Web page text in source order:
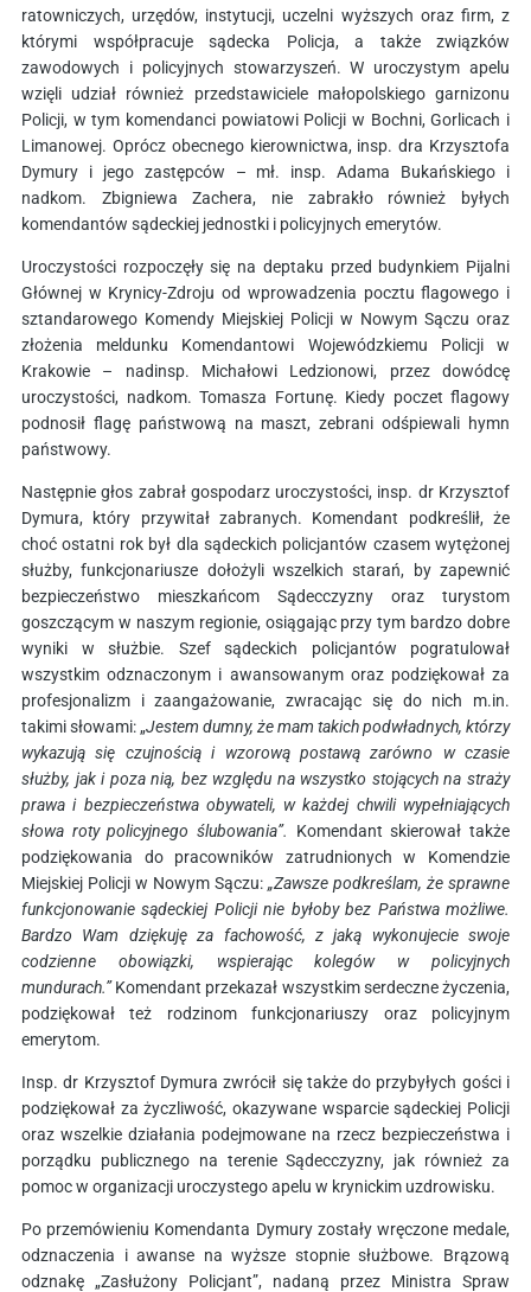
ratowniczych, urzędów, instytucji, uczelni wyższych oraz firm, z
którymi współpracuje sądecka Policja, a także związków
zawodowych i policyjnych stowarzyszeń. W uroczystym apelu
wzięli udział również przedstawiciele małopolskiego garnizonu
Policji, w tym komendanci powiatowi Policji w Bochni, Gorlicach i
Limanowej. Oprócz obecnego kierownictwa, insp. dra Krzysztofa
Dymury i jego zastępców – mł. insp. Adama Bukańskiego i
nadkom. Zbigniewa Zachera, nie zabrakło również byłych
komendantów sądeckiej jednostki i policyjnych emerytów.
Uroczystości rozpoczęły się na deptaku przed budynkiem Pijalni
Głównej w Krynicy-Zdroju od wprowadzenia pocztu flagowego i
sztandarowego Komendy Miejskiej Policji w Nowym Sączu oraz
złożenia meldunku Komendantowi Wojewódzkiemu Policji w
Krakowie – nadinsp. Michałowi Ledzionowi, przez dowódcę
uroczystości, nadkom. Tomasza Fortunę. Kiedy poczet flagowy
podnosił flagę państwową na maszt, zebrani odśpiewali hymn
państwowy.
Następnie głos zabrał gospodarz uroczystości, insp. dr Krzysztof
Dymura, który przywitał zabranych. Komendant podkreślił, że
choć ostatni rok był dla sądeckich policjantów czasem wytężonej
służby, funkcjonariusze dołożyli wszelkich starań, by zapewnić
bezpieczeństwo mieszkańcom Sądecczyzny oraz turystom
goszczącym w naszym regionie, osiągając przy tym bardzo dobre
wyniki w służbie.
Szef sądeckich policjantów pogratulował
wszystkim odznaczonym i awansowanym oraz podziękował za
profesjonalizm i zaangażowanie, zwracając się do nich m.in.
takimi słowami: „Jestem dumny, że mam takich podwładnych, którzy
wykazują się czujnością i wzorową postawą zarówno w czasie
służby, jak i poza nią, bez względu na wszystko stojących na straży
prawa i bezpieczeństwa obywateli, w każdej chwili wypełniających
słowa roty policyjnego ślubowania”. Komendant skierował także
podziękowania do pracowników zatrudnionych w Komendzie
Miejskiej Policji w Nowym Sączu: „Zawsze podkreślam, że sprawne
funkcjonowanie sądeckiej Policji nie byłoby bez Państwa możliwe.
Bardzo Wam dziękuję za fachowość, z jaką wykonujecie swoje
codzienne obowiązki, wspierając kolegów w policyjnych
mundurach.”Komendant przekazał wszystkim serdeczne życzenia,
podziękował też rodzinom funkcjonariuszy oraz policyjnym
emerytom.
Insp. dr Krzysztof Dymura zwrócił się także do przybyłych gości i
podziękował za życzliwość, okazywane wsparcie sądeckiej Policji
oraz wszelkie działania podejmowane na rzecz bezpieczeństwa i
porządku publicznego na terenie Sądecczyzny, jak również za
pomoc w organizacji uroczystego apelu w krynickim uzdrowisku.
Po przemówieniu Komendanta Dymury zostały wręczone medale,
odznaczenia i awanse na wyższe stopnie służbowe. Brązową
odznakę „Zasłużony Policjant”, nadaną przez Ministra Spraw